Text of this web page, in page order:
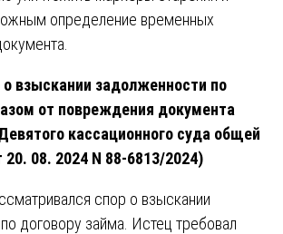
определение временных
взыскании задолженности по
от повреждения документа
кассационного суда общей
08. 2024 N 88-6813/2024)
спор о взыскании
договору займа. Истец требовал